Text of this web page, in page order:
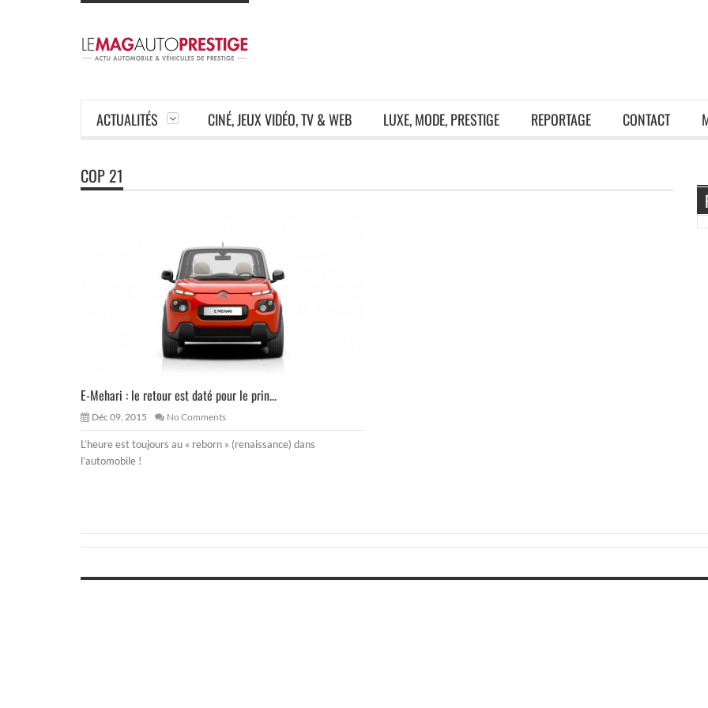
ACTUALITÉS CINÉ, JEUX VIDÉO, TV & WEB LUXE, MODE, PRESTIGE REPORTAGE CONTACT
COP 21
E-Mehari : le retour est daté pour le prin...
Déc 09, 2015 No Comments
L’heure est toujours au « reborn » (renaissance) dans
l’automobile !